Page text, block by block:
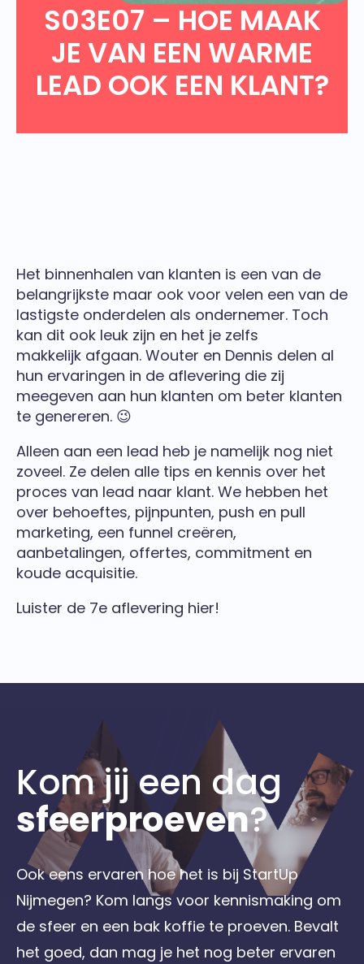
S03E07 – HOE MAAK
JE VAN EEN WARME
LEAD OOK EEN KLANT?
Het binnenhalen van klanten is een van de
belangrijkste maar ook voor velen een van de
lastigste onderdelen als ondernemer. Toch
kan dit ook leuk zijn en het je zelfs
makkelijk afgaan. Wouter en Dennis delen al
hun ervaringen in de aflevering die zij
meegeven aan hun klanten om beter klanten
te genereren. 😉
Alleen aan een lead heb je namelijk nog niet
zoveel. Ze delen alle tips en kennis over het
proces van lead naar klant. We hebben het
over behoeftes, pijnpunten, push en pull
marketing, een funnel creëren,
aanbetalingen, offertes, commitment en
koude acquisitie.
Luister de 7e aflevering hier!
Kom jij een dag
sfeerproeven?
Ook eens ervaren hoe het is bij StartUp
Nijmegen? Kom langs voor kennismaking om
de sfeer en een bak koffie te proeven. Bevalt
het goed, dan mag je het nog beter ervaren